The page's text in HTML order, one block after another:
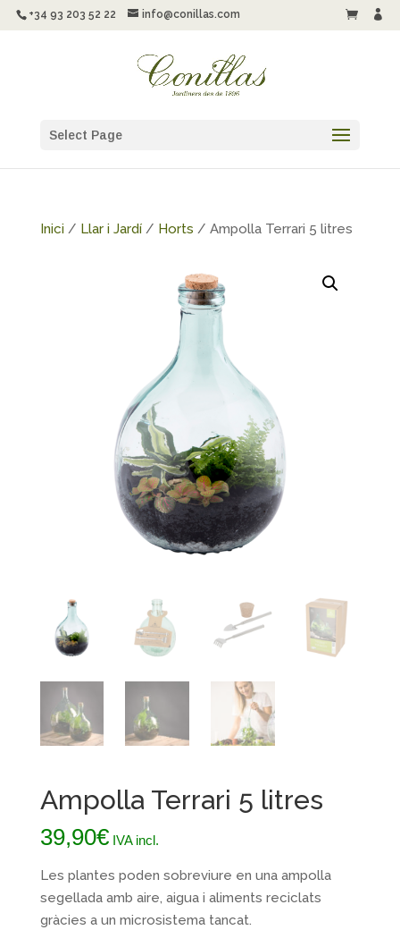
+34 93 203 52 22 info@conillas.com 

Select Page
Inici / Llar i Jardí/ Horts / Ampolla Terrari 5 litres
Ampolla Terrari 5 litres
39,90€ IVA incl.
Les plantes poden sobreviure en una ampolla
segellada amb aire, aigua i aliments reciclats
gràcies a un microsistema tancat.